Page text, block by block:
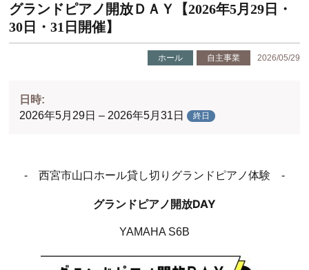
グランドピアノ開放ＤＡＹ【2026年5月29日・
30日・31日開催】
ホール 自主事業 2026/05/29
日時:
2026年5月29日 – 2026年5月31日
終日
- 西宮市山口ホール貸し切りグランドピアノ体験 -
グランドピアノ開放DAY
YAMAHA S6B